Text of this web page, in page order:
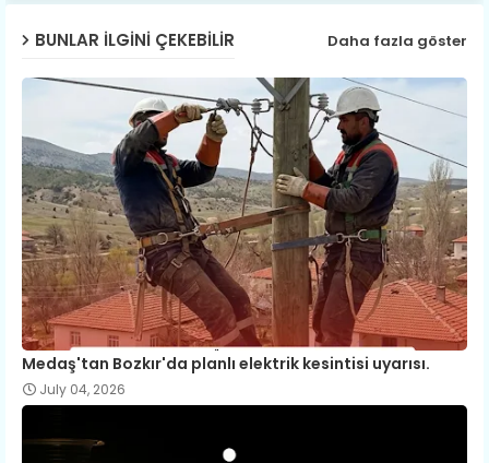
BUNLAR ILGINI ÇEKEBILIR Daha fazla göster
Medaş'tan Bozkır'da planlı elektrik kesintisi uyarısı.
July 04, 2026